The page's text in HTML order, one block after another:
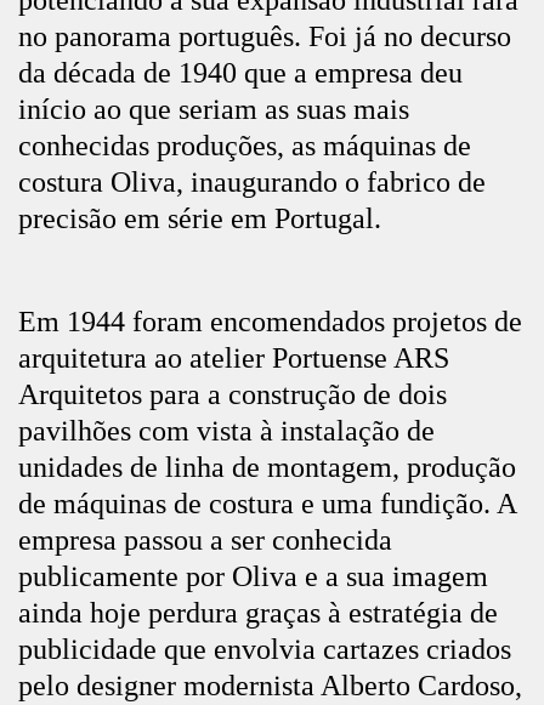
no panorama português. Foi já no decurso
da década de 1940 que a empresa deu
início ao que seriam as suas mais
conhecidas produções, as máquinas de
costura Oliva, inaugurando o fabrico de
precisão em série em Portugal.
Em 1944 foram encomendados projetos de
arquitetura ao atelier Portuense ARS
Arquitetos para a construção de dois
pavilhões com vista à instalação de
unidades de linha de montagem, produção
de máquinas de costura e uma fundição. A
empresa passou a ser conhecida
publicamente por Oliva e a sua imagem
ainda hoje perdura graças à estratégia de
publicidade que envolvia cartazes criados
pelo designer modernista Alberto Cardoso,